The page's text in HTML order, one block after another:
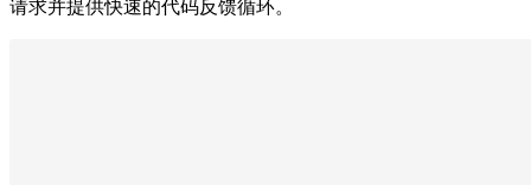
请求并提供快速的代码反馈循环。